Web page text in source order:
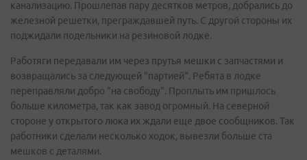
канализацию. Прошлепав пару десятков метров, добрались до
железной решетки, преграждавшей путь. С другой стороны их
поджидали подельники на резиновой лодке.
Работяги передавали им через прутья мешки с запчастями и
возвращались за следующей "партией". Ребята в лодке
переправляли добро "на свободу". Проплыть им пришлось
больше километра, так как завод огромный. На северной
стороне у открытого люка их ждали еще двое сообщников. Так
работники сделали несколько ходок, вывезли больше ста
мешков с деталями.